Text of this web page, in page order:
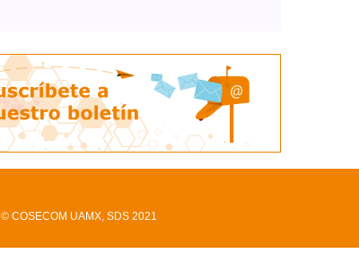
© COSECOM UAMX, SDS 2021